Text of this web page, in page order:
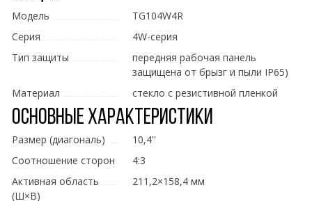
Модель
TG104W4R
Серия
4W-серия
Тип защиты
передняя рабочая панель
защищена от брызг и пыли IP65)
Материал
стекло с резистивной пленкой
Основные характеристики
Размер (диагональ)
10,4''
Соотношение сторон
4:3
Активная область
(Ш×В)
211,2×158,4 мм